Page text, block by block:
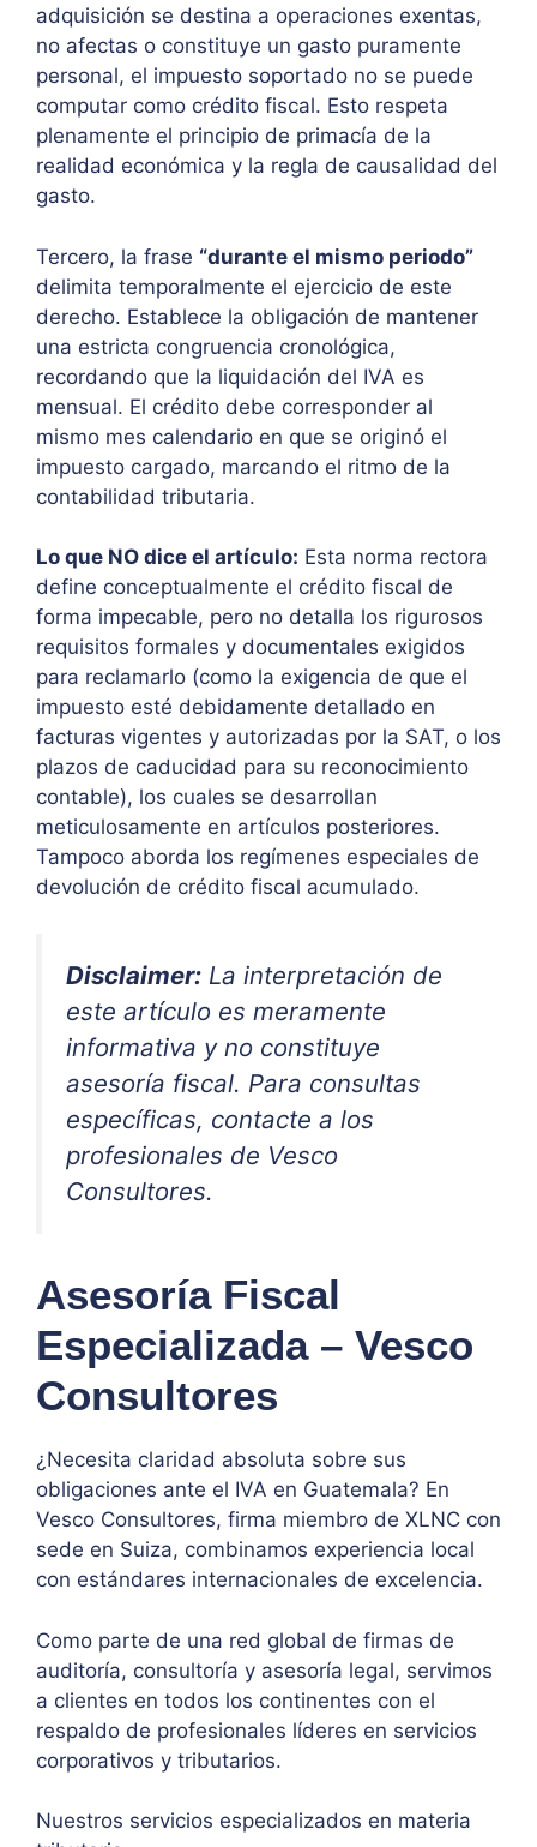
adquisición se destina a operaciones exentas,
no afectas o constituye un gasto puramente
personal, el impuesto soportado no se puede
computar como crédito fiscal. Esto respeta
plenamente el principio de primacía de la
realidad económica y la regla de causalidad del
gasto.
Tercero, la frase “durante el mismo periodo”
delimita temporalmente el ejercicio de este
derecho. Establece la obligación de mantener
una estricta congruencia cronológica,
recordando que la liquidación del IVA es
mensual. El crédito debe corresponder al
mismo mes calendario en que se originó el
impuesto cargado, marcando el ritmo de la
contabilidad tributaria.
Lo que NO dice el artículo: Esta norma rectora
define conceptualmente el crédito fiscal de
forma impecable, pero no detalla los rigurosos
requisitos formales y documentales exigidos
para reclamarlo (como la exigencia de que el
impuesto esté debidamente detallado en
facturas vigentes y autorizadas por la SAT, o los
plazos de caducidad para su reconocimiento
contable), los cuales se desarrollan
meticulosamente en artículos posteriores.
Tampoco aborda los regímenes especiales de
devolución de crédito fiscal acumulado.
Disclaimer: La interpretación de
este artículo es meramente
informativa y no constituye
asesoría fiscal. Para consultas
específicas, contacte a los
profesionales de Vesco
Consultores.
Asesoría Fiscal
Especializada – Vesco
Consultores
¿Necesita claridad absoluta sobre sus
obligaciones ante el IVA en Guatemala? En
Vesco Consultores, firma miembro de XLNC con
sede en Suiza, combinamos experiencia local
con estándares internacionales de excelencia.
Como parte de una red global de firmas de
auditoría, consultoría y asesoría legal, servimos
a clientes en todos los continentes con el
respaldo de profesionales líderes en servicios
corporativos y tributarios.
Nuestros servicios especializados en materia